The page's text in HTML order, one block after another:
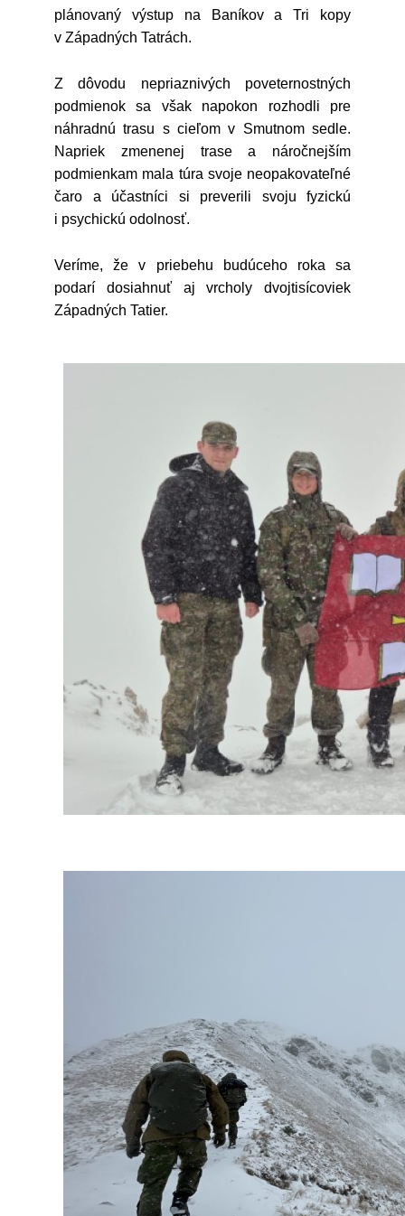
plánovaný výstup na Baníkov a Tri kopy
v Západných Tatrách.
Z dôvodu nepriaznivých poveternostných
podmienok sa však napokon rozhodli pre
náhradnú trasu s cieľom v Smutnom sedle.
Napriek zmenenej trase a náročnejším
podmienkam mala túra svoje neopakovateľné
čaro a účastníci si preverili svoju fyzickú
i psychickú odolnosť.
Veríme, že v priebehu budúceho roka sa
podarí dosiahnuť aj vrcholy dvojtisícoviek
Západných Tatier.